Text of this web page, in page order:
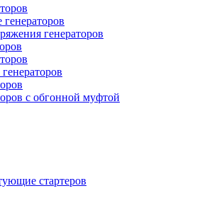
генераторов
с обгонной муфтой
стартеров